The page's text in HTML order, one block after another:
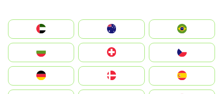
الإمارات العربية المتحدة
Switzerland
Deutschland